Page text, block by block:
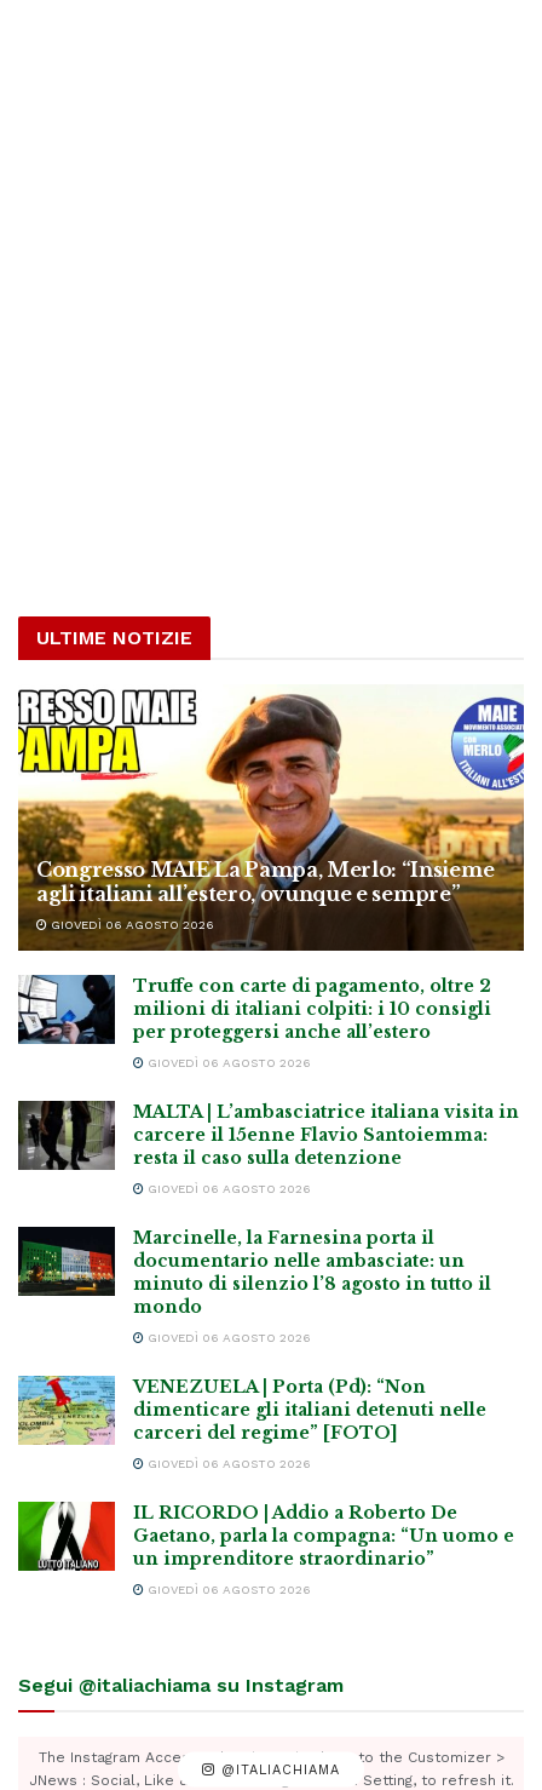
ULTIME NOTIZIE
Congresso MAIE La Pampa, Merlo: “Insieme
agli italiani all’estero, ovunque e sempre”
GIOVEDÌ 06 AGOSTO 2026
Truffe con carte di pagamento, oltre 2
milioni di italiani colpiti: i 10 consigli
per proteggersi anche all’estero
GIOVEDÌ 06 AGOSTO 2026
MALTA | L’ambasciatrice italiana visita in
carcere il 15enne Flavio Santoiemma:
resta il caso sulla detenzione
GIOVEDÌ 06 AGOSTO 2026
Marcinelle, la Farnesina porta il
documentario nelle ambasciate: un
minuto di silenzio l’8 agosto in tutto il
mondo
GIOVEDÌ 06 AGOSTO 2026
VENEZUELA | Porta (Pd): “Non
dimenticare gli italiani detenuti nelle
carceri del regime” [FOTO]
GIOVEDÌ 06 AGOSTO 2026
IL RICORDO | Addio a Roberto De
Gaetano, parla la compagna: “Un uomo e
un imprenditore straordinario”
GIOVEDÌ 06 AGOSTO 2026
Segui @italiachiama su Instagram
@ITALIACHIAMA
The Instagram Access Token is expired, Go to the Customizer >
JNews : Social, Like & View > Instagram Feed Setting, to refresh it.